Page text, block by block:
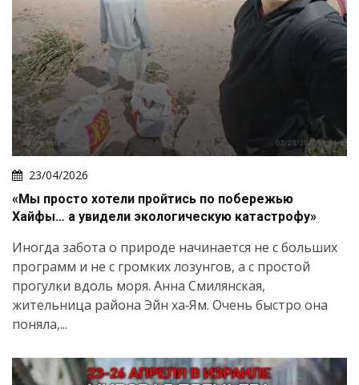
23/04/2026
«Мы просто хотели пройтись по побережью
Хайфы… а увидели экологическую катастрофу»
Иногда забота о природе начинается не с больших
программ и не с громких лозунгов, а с простой
прогулки вдоль моря. Анна Смилянская,
жительница района Эйн ха‑Ям. Очень быстро она
поняла,...